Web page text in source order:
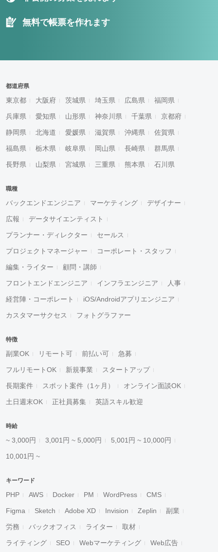
募集中のみ表示
時給
指定なし 検索
無料で帳票を作れます
都道府県
東京都 大阪府 茨城県 埼玉県 広島県 福岡県
兵庫県 愛知県 山形県 神奈川県 千葉県 京都府
静岡県 北海道 愛媛県 滋賀県 沖縄県 佐賀県
福島県 栃木県 岐阜県 岡山県 長崎県 群馬県
長野県 山梨県 宮城県 三重県 熊本県 石川県
職種
バックエンドエンジニア マーケティング デザイナー
広報 データサイエンティスト
プランナー・ディレクター セールス
プロジェクトマネージャー コーポレート・スタッフ
編集・ライター 顧問・講師
フロントエンドエンジニア インフラエンジニア 人事
経営陣・コーポレート iOS/Androidアプリエンジニア
カスタマーサクセス フォトグラファー
特徴
副業OK リモート可 前払い可 急募
フルリモートOK 新規事業 スタートアップ
長期案件 スポット案件（1ヶ月） オンライン面談OK
土日週末OK 正社員募集 英語スキル歓迎
時給
~ 3,000円 3,001円 ~ 5,000円 5,001円 ~ 10,000円
10,001円 ~
キーワード
PHP AWS Docker PM WordPress CMS
Figma Sketch Adobe XD Invision Zeplin 副業
労務 バックオフィス ライター 取材
ライティング SEO Webマーケティング Web広告